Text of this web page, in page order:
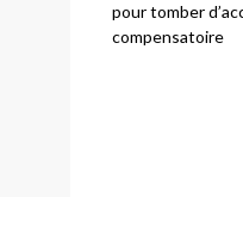
pour tomber
compensatoire